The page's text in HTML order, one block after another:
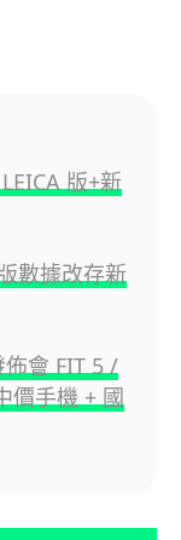
版+新
數據改存新
會 FIT 5 /
價手機 + 國